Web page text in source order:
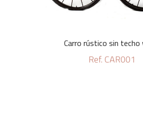
Carro rústico sin techo
Ref. CAR001